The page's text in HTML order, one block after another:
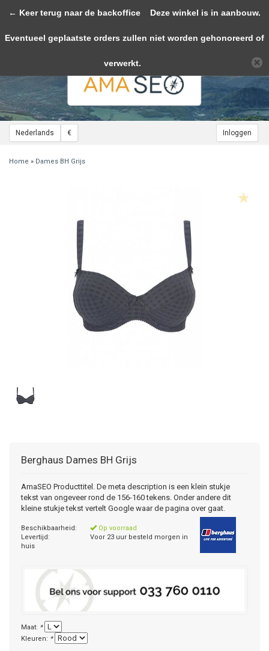
Nederlands € Inloggen
Toggle
Home » Dames BH Grijs
Berghaus Dames BH Grijs
AmaSEO Producttitel. De meta description is een klein stukje
tekst van ongeveer rond de 156-160 tekens. Onder andere dit
kleine stukje tekst vertelt Google waar de pagina over gaat.
Beschikbaarheid:
Op voorraad
Levertijd:
Voor 23 uur besteld morgen in
huis
Maat: *
Kleuren: *
Wij slaan cookies op om onze website te verbeteren. Is dat akkoord?
Ja
← Keer terug naar de backoffice Deze winkel is in aanbouw.
Eventueel geplaatste orders zullen niet worden gehonoreerd of
verwerkt.